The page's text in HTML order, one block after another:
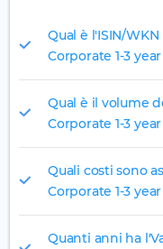
Qual è l'ISIN/
Corporate 1-3
Qual è il volume
Corporate 1-3
Quali costi sono
Corporate 1-3
Quanti anni ha